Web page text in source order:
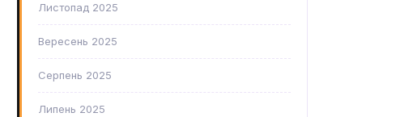
Листопад 2025
Вересень 2025
Серпень 2025
Липень 2025